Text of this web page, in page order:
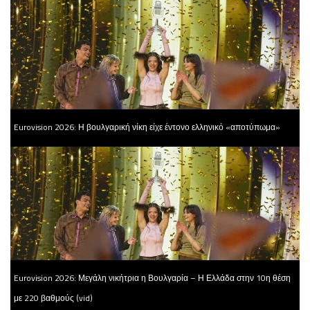
Eurovision 2026: Η βουλγαρική νίκη είχε έντονο ελληνικό «αποτύπωμα»
Eurovision 2026: Μεγάλη νικήτρια η Βουλγαρία – Η Ελλάδα στην 10η θέση
με 220 βαθμούς (vid)